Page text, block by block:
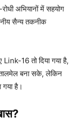
अभियानों में सहयोग
सैन्य तकनीक
Link-16 तो दिया गया है,
बना सके, लेकिन
है।